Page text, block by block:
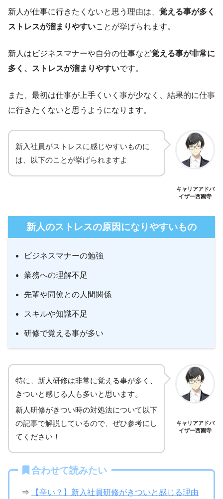
新人が仕事に行きたくないと思う理由は、 覚える事が多く
ストレスが溜まりやすいことが挙げられます。
新人はビジネスマナーや自分の仕事など覚える事が非常に
多く、ストレスが溜まりやすいです。
また、最初は仕事が上手くいく事が少なく、結果的に仕事
に行きたくないと思うようになります。
新入社員がストレスに感じやすいものに
は、以下のことが挙げられますよ
キャリアアドバ
イザー西園寺
新人のストレスの原因になりやすいもの
ビジネスマナーの勉強
業務への理解不足
先輩や同僚との人間関係
スキルや知識不足
研修で覚える事が多い
特に、新人研修は非常に覚える事が多く、
きついと感じる人も多いと思います。
新人研修がきつい時の対処法について以下
の記事で解説しているので、ぜひ参考にし
てください！
キャリアアドバ
イザー西園寺
合わせて読みたい
⇒
【辛い？】新入社員研修がきついと感じる理由